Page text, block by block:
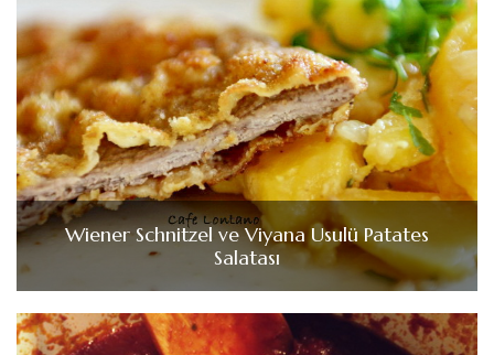
Wiener Schnitzel ve Viyana Usulü Patates
Salatası